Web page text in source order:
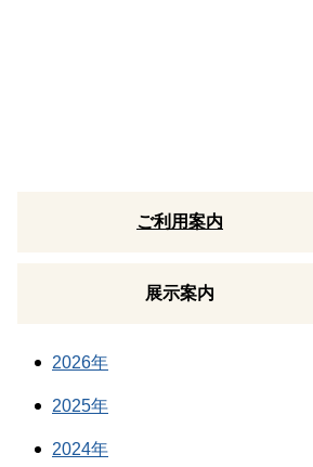
ご利用案内
展示案内
2026年
2025年
2024年